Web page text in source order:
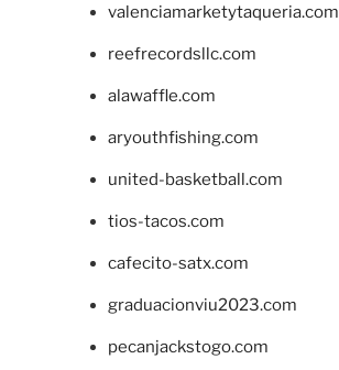
valenciamarketytaqueria.com
reefrecordsllc.com
alawaffle.com
aryouthfishing.com
united-basketball.com
tios-tacos.com
cafecito-satx.com
graduacionviu2023.com
pecanjackstogo.com